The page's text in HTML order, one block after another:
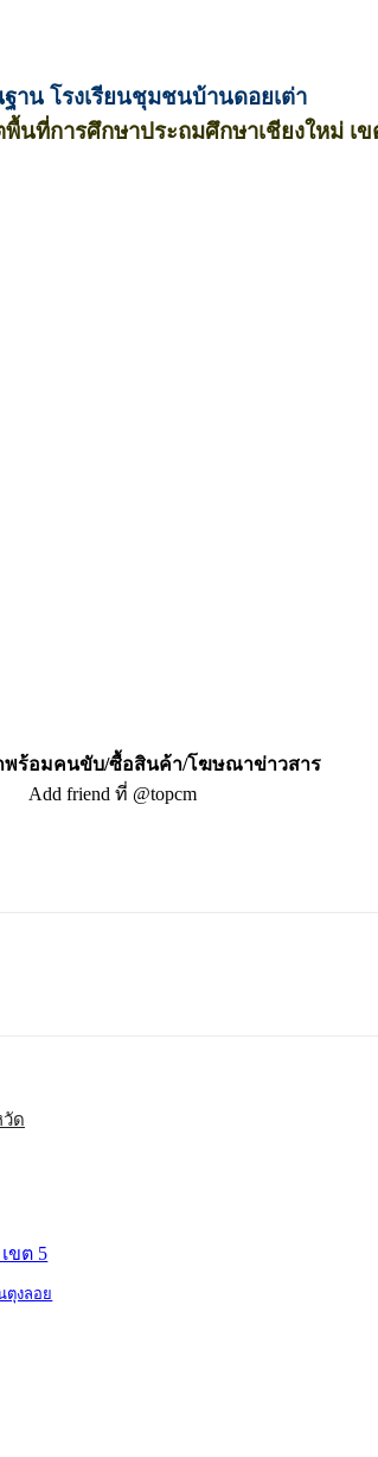
าน โรงเรียนชุมชนบ้านดอยเต่า
นที่การศึกษาประถมศึกษาเชียงใหม่ เข
พร้อมคนขับ/ซื้อสินค้า/โฆษณาข่าวสาร
Add friend ที่ @topcm
ด
ขต 5
ตุงลอย